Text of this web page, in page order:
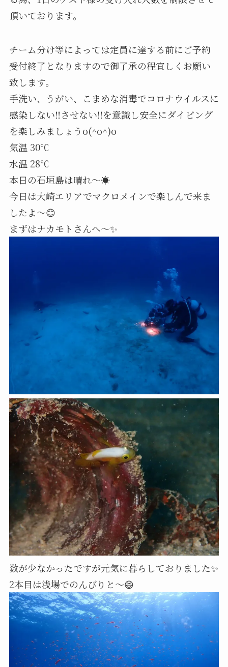
頂いております。
チーム分け等によっては定員に達する前にご予約
受付終了となりますので御了承の程宜しくお願い
致します。
手洗い、うがい、こまめな消毒でコロナウイルスに
感染しない‼️させない‼️を意識し安全にダイビング
を楽しみましょうo(^o^)o
気温 30℃
水温 28℃
本日の石垣島は晴れ～☀️
今日は大崎エリアでマクロメインで楽しんで来ま
したよ～😊
まずはナカモトさんへ～✨
数が少なかったですが元気に暮らしておりました✨
2本目は浅場でのんびりと～😄